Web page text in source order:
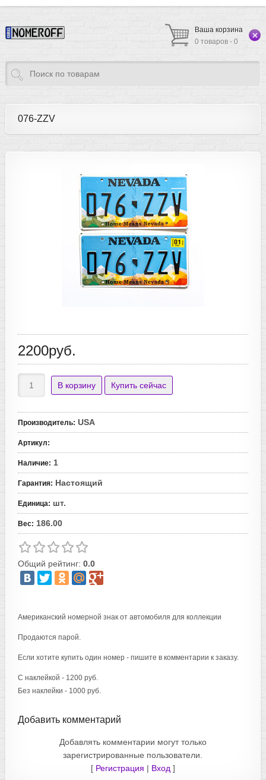
Ваша корзина
0 товаров - 0
076-ZZV
2200руб.
Производитель: USA
Артикул:
Наличие: 1
Гарантия: Настоящий
Единица: шт.
Вес: 186.00
Общий рейтинг: 0.0
Американский номерной знак от автомобиля для коллекции
Продаются парой.
Если хотите купить один номер - пишите в комментарии к заказу.
С наклейкой - 1200 руб.
Без наклейки - 1000 руб.
Добавить комментарий
Добавлять комментарии могут только
зарегистрированные пользователи.
[ Регистрация | Вход ]